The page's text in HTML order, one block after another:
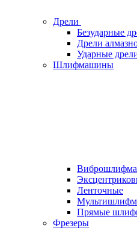
Дрели
Безударные
Дрели
Ударные
Шлифмашины
Ленточные
Прямые
Фрезеры